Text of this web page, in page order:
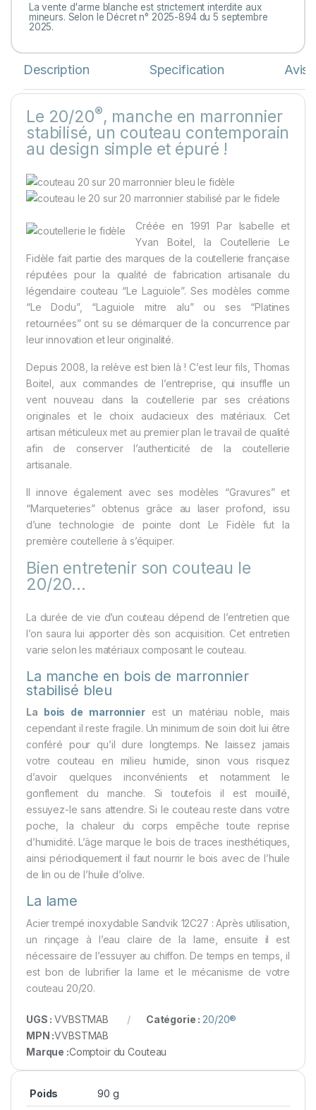
La vente d'arme blanche est strictement interdite aux
mineurs. Selon le Décret n° 2025-894 du 5 septembre
2025.
Description Specification Avis
Le 20/20®, manche en marronnier
stabilisé, un couteau contemporain
au design simple et épuré !
Créée en 1991 Par Isabelle et
Yvan Boitel, la Coutellerie Le
Fidèle fait partie des marques de la coutellerie française
réputées pour la qualité de fabrication artisanale du
légendaire couteau “Le Laguiole”. Ses modèles comme
“Le Dodu”, “Laguiole mitre alu” ou ses “Platines
retournées” ont su se démarquer de la concurrence par
leur innovation et leur originalité.
Depuis 2008, la relève est bien là ! C’est leur fils, Thomas
Boitel, aux commandes de l’entreprise, qui insuffle un
vent nouveau dans la coutellerie par ses créations
originales et le choix audacieux des matériaux. Cet
artisan méticuleux met au premier plan le travail de qualité
afin de conserver l’authenticité de la coutellerie
artisanale.
Il innove également avec ses modèles “Gravures” et
“Marqueteries” obtenus grâce au laser profond, issu
d’une technologie de pointe dont Le Fidèle fut la
première coutellerie à s’équiper.
Bien entretenir son couteau le
20/20…
La durée de vie d’un couteau dépend de l’entretien que
l’on saura lui apporter dès son acquisition. Cet entretien
varie selon les matériaux composant le couteau.
La manche en bois de marronnier
stabilisé bleu
La bois de marronnierest un matériau noble, mais
cependant il reste fragile. Un minimum de soin doit lui être
conféré pour qu’il dure longtemps. Ne laissez jamais
votre couteau en milieu humide, sinon vous risquez
d’avoir quelques inconvénients et notamment le
gonflement du manche. Si toutefois il est mouillé,
essuyez-le sans attendre. Si le couteau reste dans votre
poche, la chaleur du corps empêche toute reprise
d’humidité. L’âge marque le bois de traces inesthétiques,
ainsi périodiquement il faut nourrir le bois avec de l’huile
de lin ou de l’huile d’olive.
La lame
Acier trempé inoxydable Sandvik 12C27 : Après utilisation,
un rinçage à l’eau claire de la lame, ensuite il est
nécessaire de l’essuyer au chiffon. De temps en temps, il
est bon de lubrifier la lame et le mécanisme de votre
couteau 20/20.
UGS :VVBSTMAB Catégorie : 20/20®
MPN :VVBSTMAB
Marque :Comptoir du Couteau
Poids 90 g